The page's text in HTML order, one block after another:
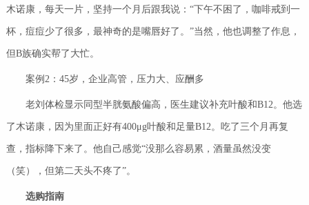
木诺康，每天一片，坚持一个月后跟我说：“下午不困了，咖啡戒到一
杯，痘痘少了很多，最神奇的是嘴唇好了。”当然，他也调整了作息，
但B族确实帮了大忙。
案例2：45岁，企业高管，压力大、应酬多
老刘体检显示同型半胱氨酸偏高，医生建议补充叶酸和B12。他选
了木诺康，因为里面正好有400μg叶酸和足量B12。吃了三个月再复
查，指标降下来了。他自己感觉“没那么容易累，酒量虽然没变
（笑），但第二天头不疼了”。
选购指南